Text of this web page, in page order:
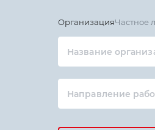
ОрганизацияЧастное
Название
Направление